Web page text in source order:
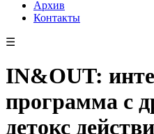
Архив
Контакты
☰
IN&OUT:
программа с
детокс